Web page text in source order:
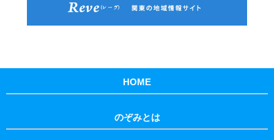
HOME
のぞみとは